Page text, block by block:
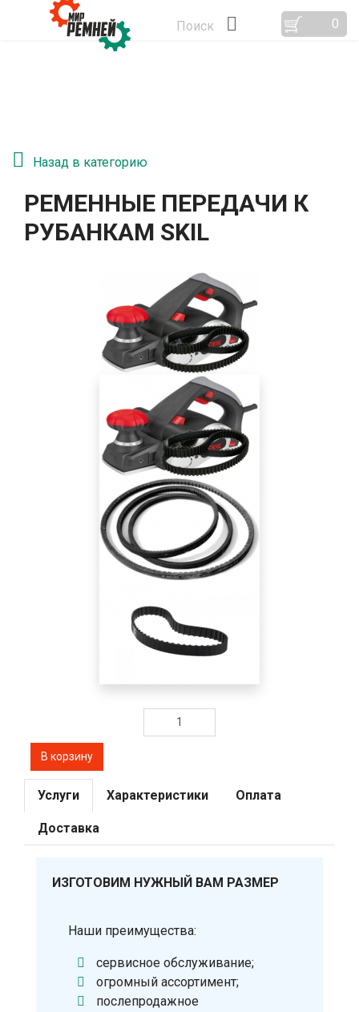
Поиск 0
Назад в категорию
РЕМЕННЫЕ ПЕРЕДАЧИ К
РУБАНКАМ SKIL
Услуги Характеристики Оплата
Доставка
ИЗГОТОВИМ НУЖНЫЙ ВАМ РАЗМЕР
Наши преимущества:
сервисное обслуживание;
огромный ассортимент;
послепродажное